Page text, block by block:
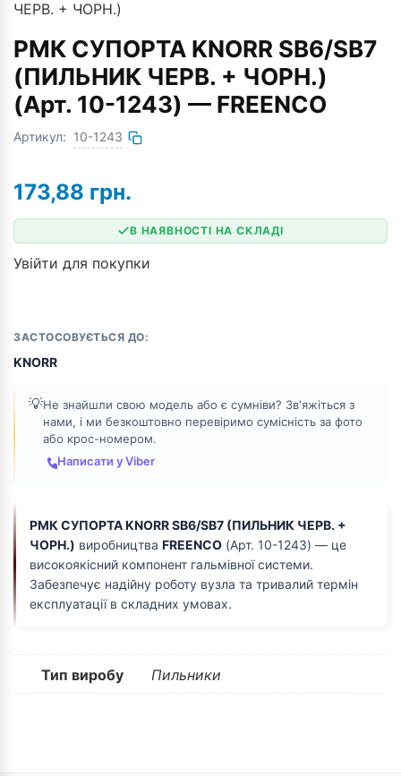
ЧЕРВ. + ЧОРН.)
РМК СУПОРТА KNORR SB6/SB7
(ПИЛЬНИК ЧЕРВ. + ЧОРН.)
(Арт. 10-1243) — FREENCO
Артикул: 10-1243
ЗАСТОСОВУЄТЬСЯ ДО:
KNORR
💡Не знайшли свою модель або є сумніви? Зв'яжіться з
нами, і ми безкоштовно перевіримо сумісність за фото
або крос-номером.
Написати у Viber
173,88 грн.
В НАЯВНОСТІ НА СКЛАДІ
Увійти для покупки
РМК СУПОРТА KNORR SB6/SB7 (ПИЛЬНИК ЧЕРВ. +
ЧОРН.) виробництва FREENCO (Арт. 10-1243) — це
високоякісний компонент гальмівної системи.
Забезпечує надійну роботу вузла та тривалий термін
експлуатації в складних умовах.
Тип виробу Пильники